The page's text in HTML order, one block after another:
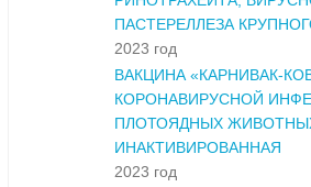
ПАСТЕРЕЛЛЕЗА
2023 год
ВАКЦИНА «КАРНИВАК-
КОРОНАВИРУСНОЙ
ПЛОТОЯДНЫХ
ИНАКТИВИРОВАННАЯ
2023 год